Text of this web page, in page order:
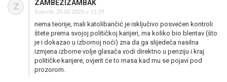
Z ZAMBEZIZAMBAK
Subota, 25.02.2023 u 12:29
nema teorije, mali katolibančić je isključivo posvećen kontroli
štete prema svojoj političkoj karijeri, ma koliko bio blentav (što
je i dokazao u izbornoj noći) zna da ga slijedeća nasilna
izmjena izborne volje glasača vodi direktno u penziju i kraj
političke karijere, ovjerit će to masa kad mu se pojavi pod
prozorom.